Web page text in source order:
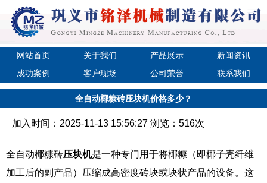
网站首页 关于我们 产品展示
新闻资讯
成功案例
客户现场 公司荣誉 联系我们
全自动椰糠砖压块机价格多少？
加入时间：2025-11-13 15:56:27 浏览：516次
全自动椰糠砖压块机是一种专门用于将椰糠（即椰子壳纤维
加工后的副产品）压缩成高密度砖块或块状产品的设备。这